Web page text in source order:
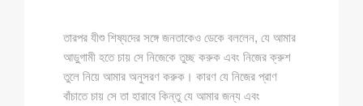
তারপর যীশু শিষ্যদের সঙ্গে জনতাকেও ডেকে বললেন, যে আমার
আড়ুগামী হতে চায় সে নিজেকে তুচ্ছ করুক এবং নিজের ক্রুশ
তুলে নিয়ে আমার অনুসরণ করুক। কারণ যে নিজের প্রাণ
বাঁচাতে চায় সে তা হারাবে কিন্তু যে আমার জন্য এবং